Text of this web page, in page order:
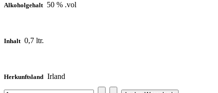
Alkoholgehalt 50 % .vol
Inhalt 0,7 ltr.
Herkunftsland Irland